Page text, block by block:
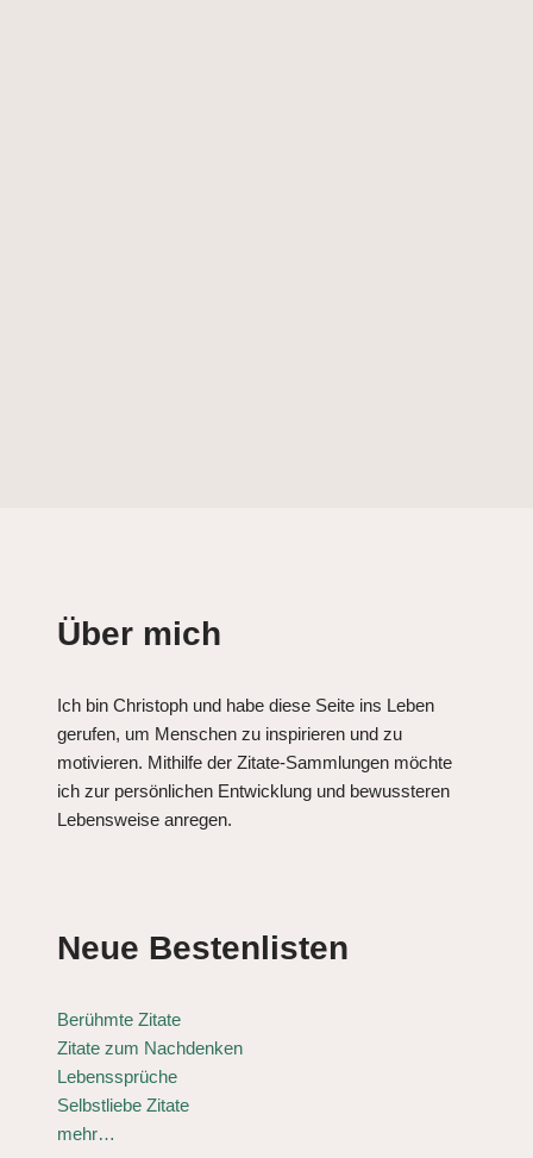
Über mich
Ich bin Christoph und habe diese Seite ins Leben
gerufen, um Menschen zu inspirieren und zu
motivieren. Mithilfe der Zitate-Sammlungen möchte
ich zur persönlichen Entwicklung und bewussteren
Lebensweise anregen.
Neue Bestenlisten
Berühmte Zitate
Zitate zum Nachdenken
Lebenssprüche
Selbstliebe Zitate
mehr…